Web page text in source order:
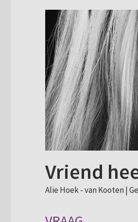
Vriend
Alie Hoek - van Kooten |